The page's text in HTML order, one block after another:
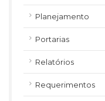
Planejamento
Portarias
Relatórios
Requerimentos